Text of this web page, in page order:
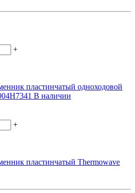
+
пластинчатый одноходовой
В наличии
+
пластинчатый Thermowave